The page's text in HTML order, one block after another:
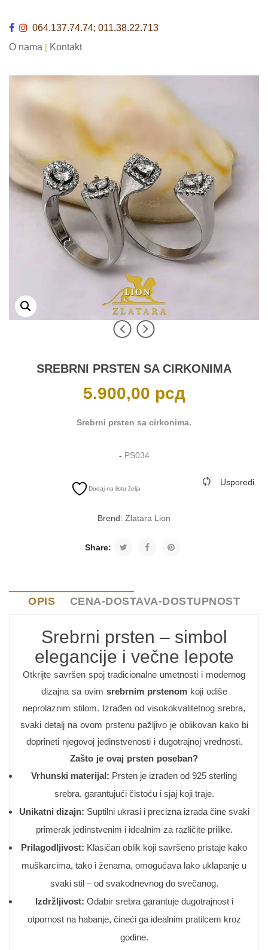
064.137.74.74; 011.38.22.713
O nama | Kontakt
SREBRNI PRSTEN SA CIRKONIMA
5.900,00 рсд
Srebrni prsten sa cirkonima.
- PS034
Dodaj na listu želja
Usporedi
Brend: Zlatara Lion
Share:
OPIS CENA-DOSTAVA-DOSTUPNOST
Srebrni prsten – simbol
elegancije i večne lepote
Otkrijte savršen spoj tradicionalne umetnosti i modernog
dizajna sa ovim srebrnim prstenomkoji odiše
neprolaznim stilom. Izrađen od visokokvalitetnog srebra,
svaki detalj na ovom prstenu pažljivo je oblikovan kako bi
doprineti njegovoj jedinstvenosti i dugotrajnoj vrednosti.
Zašto je ovaj prsten poseban?
Vrhunski materijal: Prsten je izrađen od 925 sterling
srebra, garantujući čistoću i sjaj koji traje.
Unikatni dizajn: Suptilni ukrasi i precizna izrada čine svaki
primerak jedinstvenim i idealnim za različite prilike.
Prilagodljivost: Klasičan oblik koji savršeno pristaje kako
muškarcima, tako i ženama, omogućava lako uklapanje u
svaki stil – od svakodnevnog do svečanog.
Izdržljivost: Odabir srebra garantuje dugotrajnost i
otpornost na habanje, čineći ga idealnim pratilcem kroz
godine.